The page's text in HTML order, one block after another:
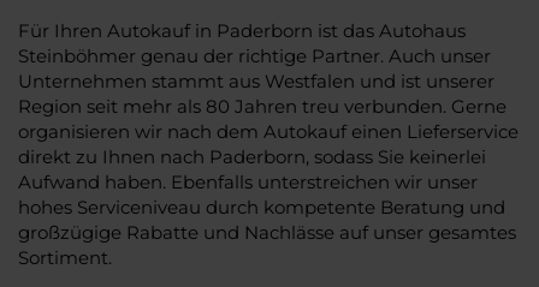
Für Ihren Autokauf in Paderborn ist das Autohaus
Steinböhmer genau der richtige Partner. Auch unser
Unternehmen stammt aus Westfalen und ist unserer
Region seit mehr als 80 Jahren treu verbunden. Gerne
organisieren wir nach dem Autokauf einen Lieferservice
direkt zu Ihnen nach Paderborn, sodass Sie keinerlei
Aufwand haben. Ebenfalls unterstreichen wir unser
hohes Serviceniveau durch kompetente Beratung und
großzügige Rabatte und Nachlässe auf unser gesamtes
Sortiment.